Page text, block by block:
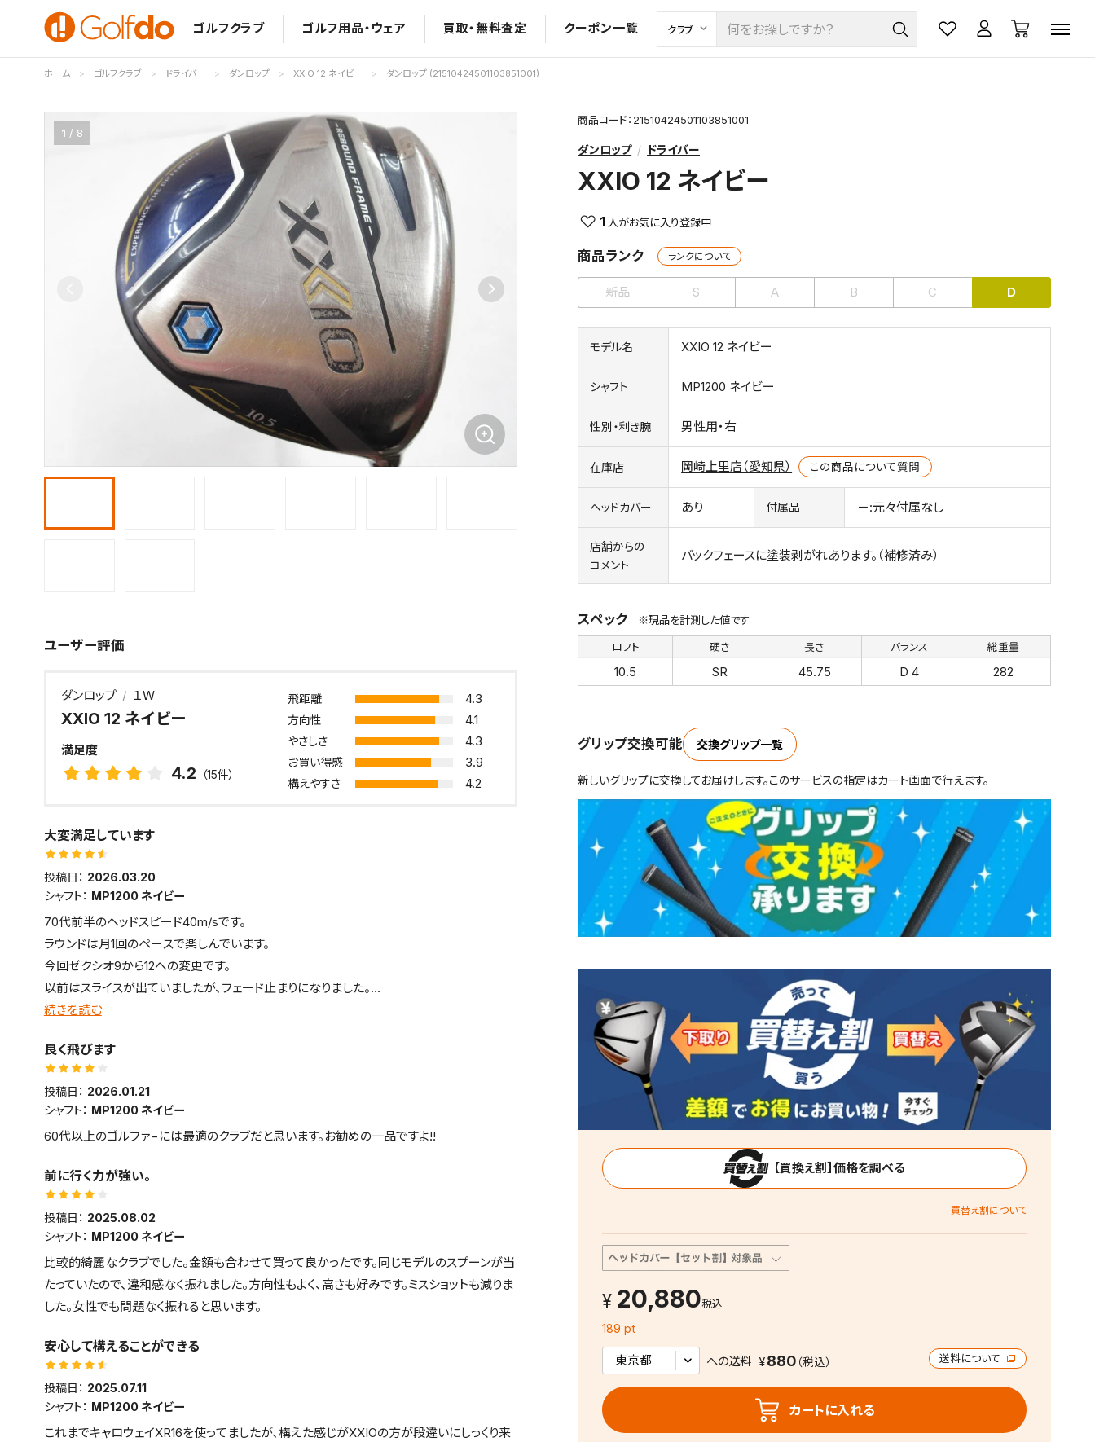
ゴルフクラブ ゴルフ用品・ウェア 買取・無料査定 クーポン一覧
ホーム ゴルフクラブ ドライバー ダンロップ XXIO 12 ネイビー ダンロップ (21510424501103851001)
1 8
ユーザー評価
ダンロップ １Ｗ
XXIO 12 ネイビー
満足度
4.2 （15件）
飛距離 4.3
方向性 4.1
やさしさ 4.3
お買い得感 3.9
構えやすさ 4.2
大変満足しています
投稿日： 2026.03.20
シャフト： MP1200 ネイビー
70代前半のヘッドスピード40m/sです。
ラウンドは月1回のペースで楽しんでいます。
今回ゼクシオ9から12への変更です。
以前はスライスが出ていましたが、フェード止まりになりました。
新機能により高弾道で芯の広さを感じるクラブです。
続きを読む
良く飛びます
投稿日： 2026.01.21
シャフト： MP1200 ネイビー
60代以上のゴルファ−には最適のクラブだと思います。お勧めの一品ですよ!!
前に行く力が強い。
投稿日： 2025.08.02
シャフト： MP1200 ネイビー
比較的綺麗なクラブでした。金額も合わせて買って良かったです。同じモデルのスプーンが当
たっていたので、違和感なく振れました。方向性もよく、高さも好みです。ミスショットも減りま
した。女性でも問題なく振れると思います。
安心して構えることができる
投稿日： 2025.07.11
シャフト： MP1200 ネイビー
これまでキャロウェイXR16を使ってましたが、構えた感じがXXIOの方が段違いにしっくり来
商品コード：21510424501103851001
ダンロップ ドライバー
XXIO 12 ネイビー
1
商品ランク ランクについて
新品 S A B C D
モデル名 XXIO 12 ネイビー
シャフト MP1200 ネイビー
性別・利き腕 男性用・右
在庫店 岡崎上里店（愛知県） この商品について質問
ヘッドカバー あり 付属品 －:元々付属なし
店舗からの
コメント
バックフェースに塗装剥がれあります。（補修済み）
スペック ※現品を計測した値です
ロフト
10.5
硬さ
SR
長さ
45.75
バランス
D 4
総重量
282
グリップ交換可能 交換グリップ一覧
新しいグリップに交換してお届けします。このサービスの指定はカート画面で行えます。
【買換え割】価格を調べる
買替え割について
20,880税込
189 pt
への送料 880 送料について
カートに入れる